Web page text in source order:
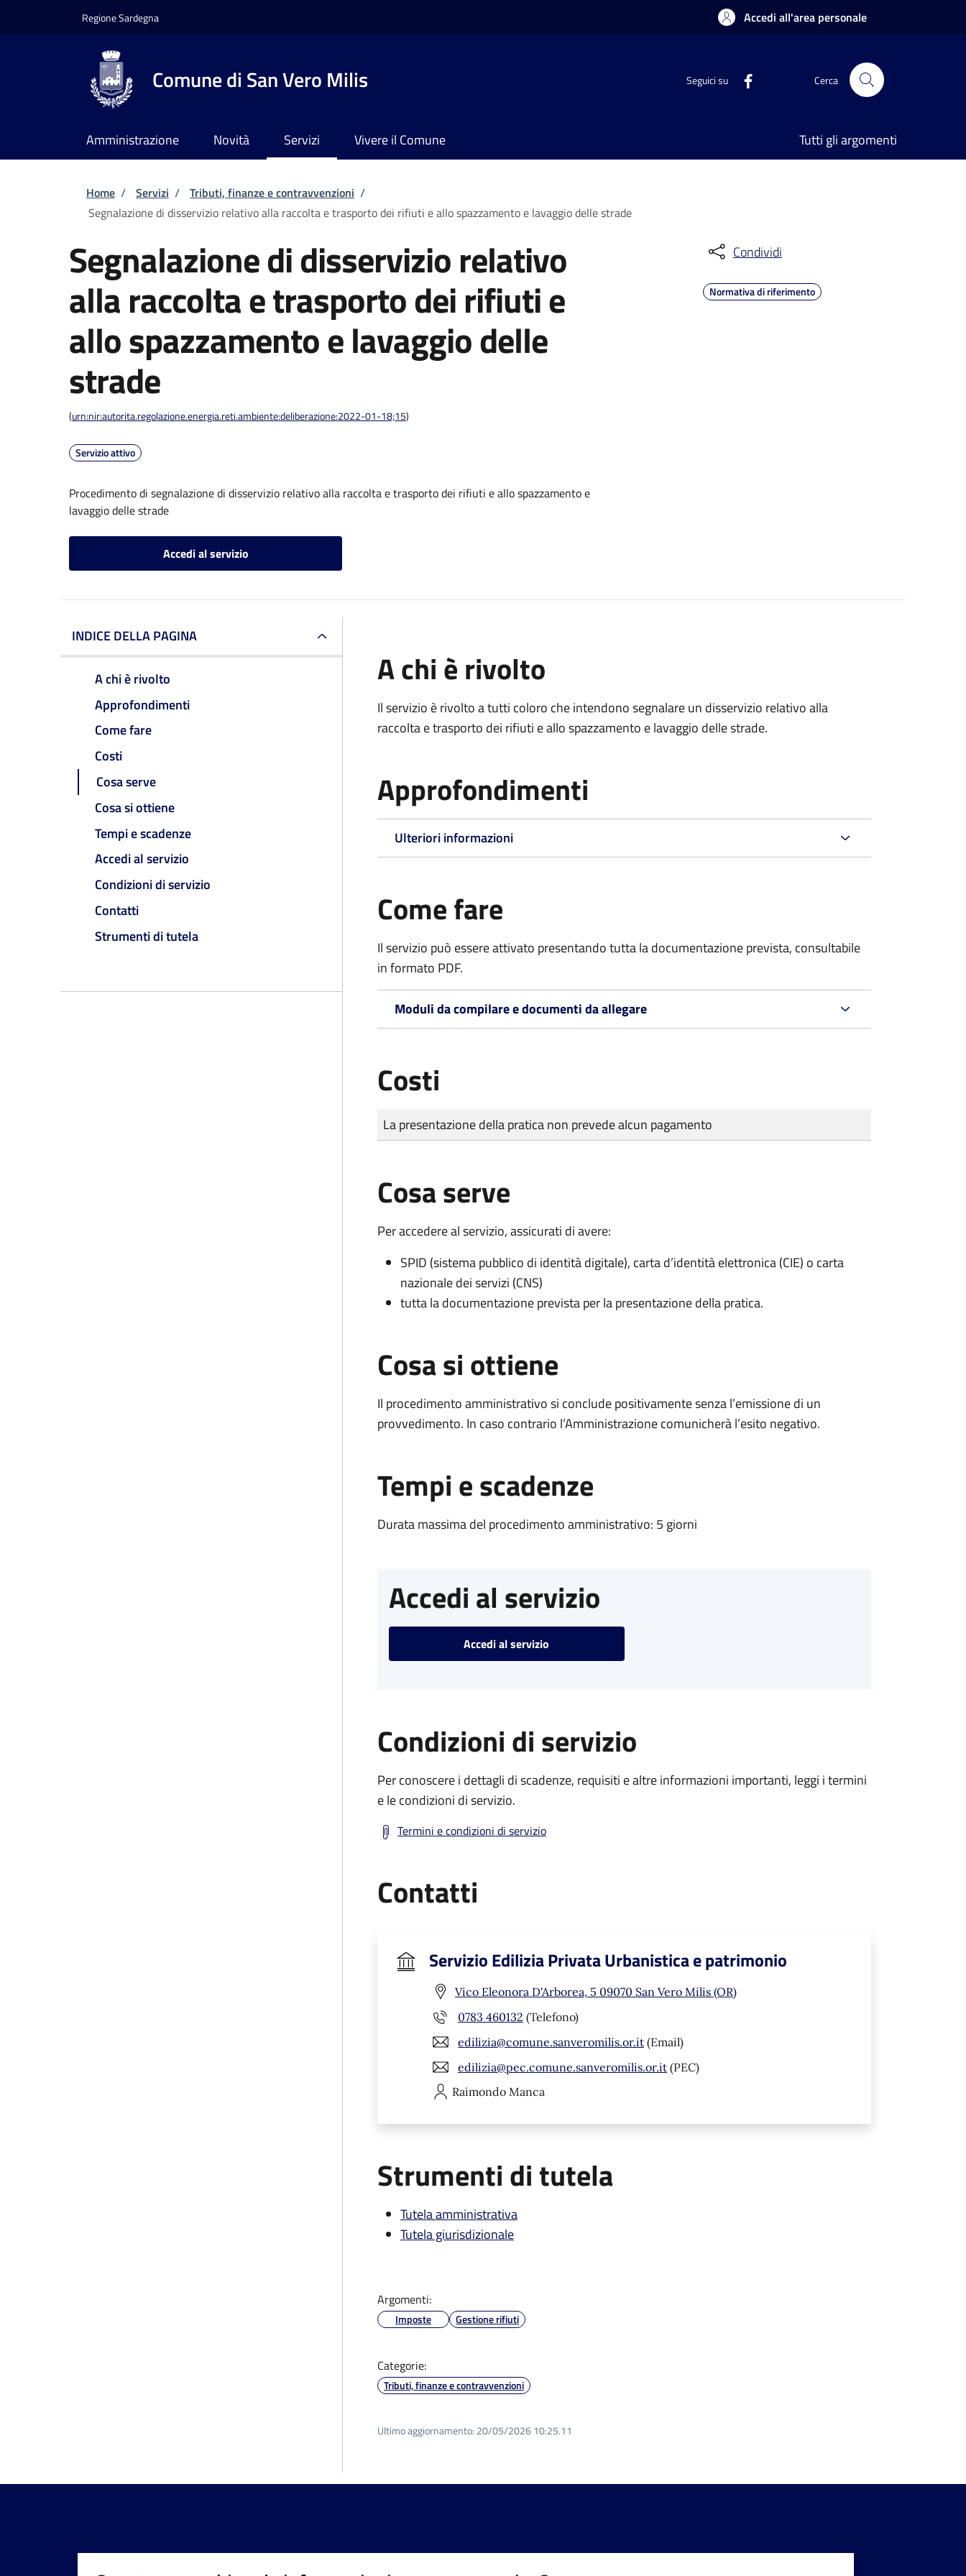
Regione Sardegna Accedi all'area personale
Comune di San Vero Milis Seguici su Cerca
Amministrazione Novità Servizi Vivere il Comune Tutti gli argomenti
Briciole di pane
Home / Servizi / Tributi, finanze e contravvenzioni /
Segnalazione di disservizio relativo alla raccolta e trasporto dei rifiuti e allo spazzamento e lavaggio delle strade
Segnalazione di disservizio relativo
alla raccolta e trasporto dei rifiuti e
allo spazzamento e lavaggio delle
strade
(urn:nir:autorita.regolazione.energia.reti.ambiente:deliberazione:2022-01-18;15)
Servizio attivo
Procedimento di segnalazione di disservizio relativo alla raccolta e trasporto dei rifiuti e allo spazzamento e
lavaggio delle strade
Accedi al servizio
Condividi
Normativa di riferimento
INDICE DELLA PAGINA
A chi è rivolto
Approfondimenti
Come fare
Costi
Cosa serve
Cosa si ottiene
Tempi e scadenze
Accedi al servizio
Condizioni di servizio
Contatti
Strumenti di tutela
A chi è rivolto
Il servizio è rivolto a tutti coloro che intendono segnalare un disservizio relativo alla
raccolta e trasporto dei rifiuti e allo spazzamento e lavaggio delle strade.
Approfondimenti
Ulteriori informazioni
Come fare
Il servizio può essere attivato presentando tutta la documentazione prevista, consultabile
in formato PDF.
Moduli da compilare e documenti da allegare
Costi
Tipo di pagamento
Importo
La presentazione della pratica non prevede alcun pagamento
Cosa serve
Per accedere al servizio, assicurati di avere:
SPID (sistema pubblico di identità digitale), carta d’identità elettronica (CIE) o carta
nazionale dei servizi (CNS)
tutta la documentazione prevista per la presentazione della pratica.
Cosa si ottiene
Il procedimento amministrativo si conclude positivamente senza l’emissione di un
provvedimento. In caso contrario l’Amministrazione comunicherà l’esito negativo.
Tempi e scadenze
Durata massima del procedimento amministrativo: 5 giorni
Accedi al servizio
Accedi al servizio
Condizioni di servizio
Per conoscere i dettagli di scadenze, requisiti e altre informazioni importanti, leggi i termini
e le condizioni di servizio.
Termini e condizioni di servizio
Contatti
Servizio Edilizia Privata Urbanistica e patrimonio
Vico Eleonora D'Arborea, 5 09070 San Vero Milis (OR)
0783 460132 (Telefono)
edilizia@comune.sanveromilis.or.it (Email)
edilizia@pec.comune.sanveromilis.or.it (PEC)
Raimondo Manca
Strumenti di tutela
Tutela amministrativa
Tutela giurisdizionale
Argomenti:
Imposte Gestione rifiuti
Categorie:
Tributi, finanze e contravvenzioni
Ultimo aggiornamento: 20/05/2026 10:25.11